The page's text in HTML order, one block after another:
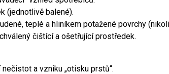
(jednotlivě balené).
teplé a hliníkem potažené povrchy
čištící a ošetřující prostředek.
a vzniku „otisku prstů“.